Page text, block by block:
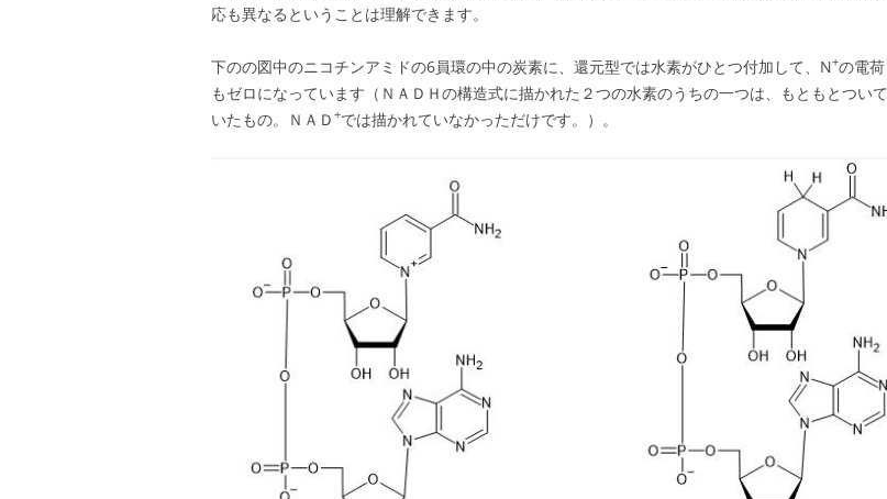
応も異なるということは理解できます。
下のの図中のニコチンアミドの6員環の中の炭素に、還元型では水素がひとつ付加して、N+の電荷
もゼロになっています（ＮＡＤＨの構造式に描かれた２つの水素のうちの一つは、もともとついて
いたもの。ＮＡＤ +では描かれていなかっただけです。）。